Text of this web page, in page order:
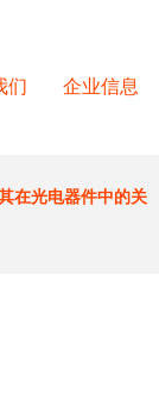
们 企业信息
在光电器件中的关